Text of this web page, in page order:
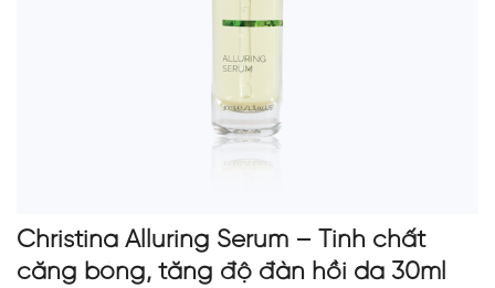
Christina Alluring Serum – Tinh chất
căng bóng, tăng độ đàn hồi da 30ml